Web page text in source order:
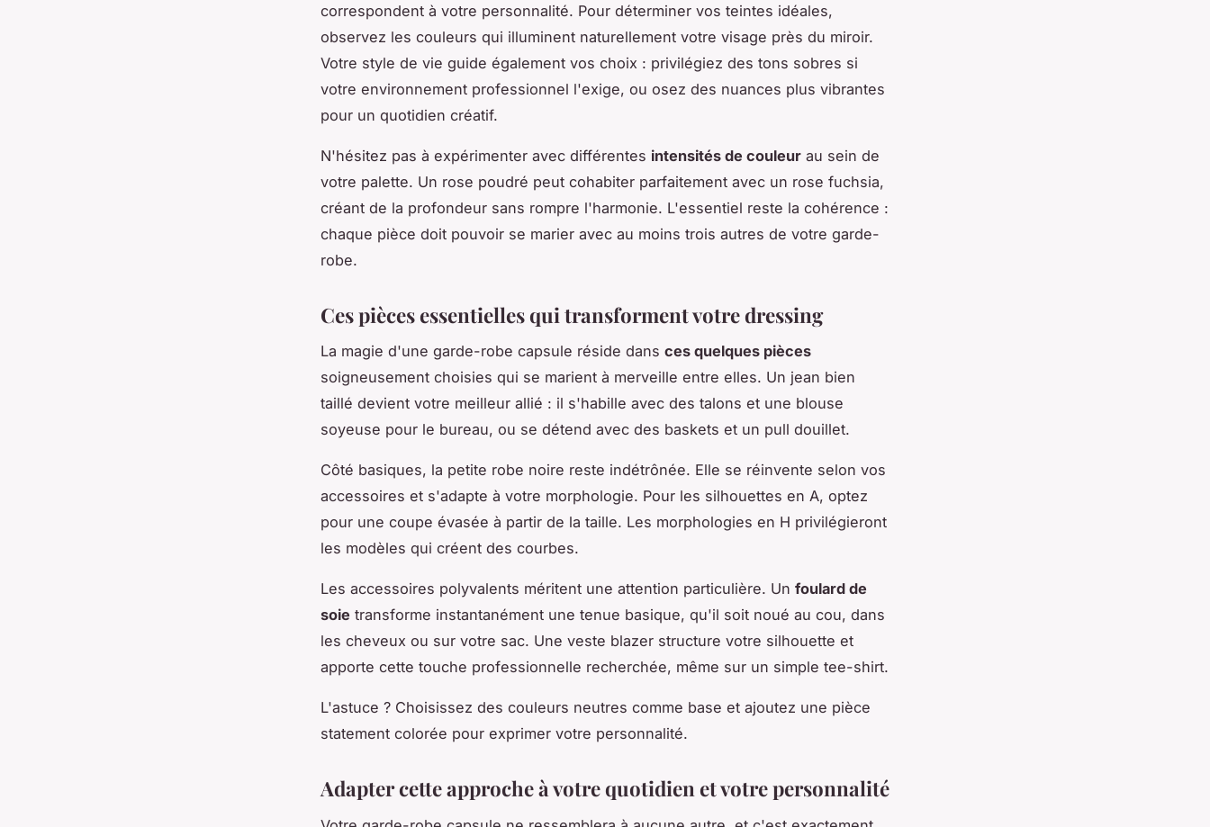
correspondent à votre personnalité. Pour déterminer vos teintes idéales,
observez les couleurs qui illuminent naturellement votre visage près du miroir.
Votre style de vie guide également vos choix : privilégiez des tons sobres si
votre environnement professionnel l'exige, ou osez des nuances plus vibrantes
pour un quotidien créatif.
N'hésitez pas à expérimenter avec différentes intensités de couleur au sein de
votre palette. Un rose poudré peut cohabiter parfaitement avec un rose fuchsia,
créant de la profondeur sans rompre l'harmonie. L'essentiel reste la cohérence :
chaque pièce doit pouvoir se marier avec au moins trois autres de votre garde-
robe.
Ces pièces essentielles qui transforment votre dressing
La magie d'une garde-robe capsule réside dans ces quelques pièces
soigneusement choisies qui se marient à merveille entre elles. Un jean bien
taillé devient votre meilleur allié : il s'habille avec des talons et une blouse
soyeuse pour le bureau, ou se détend avec des baskets et un pull douillet.
Côté basiques, la petite robe noire reste indétrônée. Elle se réinvente selon vos
accessoires et s'adapte à votre morphologie. Pour les silhouettes en A, optez
pour une coupe évasée à partir de la taille. Les morphologies en H privilégieront
les modèles qui créent des courbes.
Les accessoires polyvalents méritent une attention particulière. Un foulard de
soie transforme instantanément une tenue basique, qu'il soit noué au cou, dans
les cheveux ou sur votre sac. Une veste blazer structure votre silhouette et
apporte cette touche professionnelle recherchée, même sur un simple tee-shirt.
L'astuce ? Choisissez des couleurs neutres comme base et ajoutez une pièce
statement colorée pour exprimer votre personnalité.
Adapter cette approche à votre quotidien et votre personnalité